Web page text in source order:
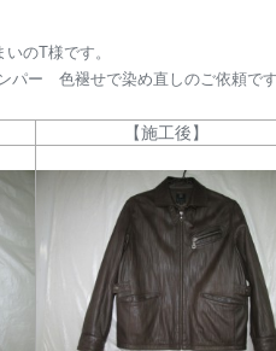
のT様です。
パー 色褪せで染め直しのご依頼で
【施工後】